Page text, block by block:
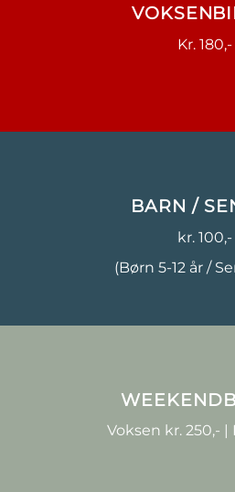
Kr. 180,-
BARN /
kr. 100,-
(Børn 5-12 år /
Voksen kr. 250,- |